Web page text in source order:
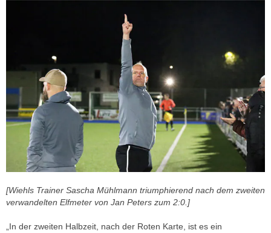
[Wiehls Trainer Sascha Mühlmann triumphierend nach dem zweiten
verwandelten Elfmeter von Jan Peters zum 2:0.]
„In der zweiten Halbzeit, nach der Roten Karte, ist es ein